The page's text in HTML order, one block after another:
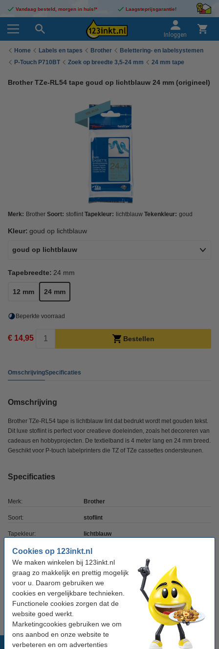
Cookies op 123inkt.nl
We maken winkelen bij 123inkt.nl
graag zo makkelijk en prettig mogelijk
voor u. Daarom gebruiken we
cookies en vergelijkbare technieken.
Functionele cookies zorgen dat de
website goed werkt.
Marketingcookies gebruiken we om
ons aanbod en onze website te
verbeteren en om advertenties
Vandaag besteld, morgen in huis!* Laagsteprijsgarantie!
Inloggen
Home Labels en tapes Brother
Belettering- en labelsystemen
P-Touch P710BT
Zoek op breedte 3,5-24 mm 24 mm tape
Brother TZe-RL54 tape goud op lichtblauw 24 mm (origineel)
Merk: Brother Soort: stoflint Tapekleur: lichtblauw Tekenkleur: goud
Kleur: goud op lichtblauw
goud op lichtblauw
Tapebreedte: 24 mm
12 mm 24 mm
Beperkte voorraad
€ 14,95 Bestellen
OmschrijvingSpecificaties
Omschrijving
Brother TZe-RL54 tape is lichtblauw lint dat bedrukt wordt met gouden tekst.
Dit luxe stoflint is perfect voor creatieve doeleinden, zoals het decoreren van
cadeaus en hobbyprojecten. De textielband is 4 meter lang en 24 mm breed.
Geschikt voor P-touch labelprinters die TZ of TZe cassettes ondersteunen.
Specificaties
Merk: Brother
Soort: stoflint
Tapekleur: lichtblauw
Tekenkleur: goud
Tapebreedte: 24 mm
Tapelengte: 4 meter
Populaire producten